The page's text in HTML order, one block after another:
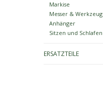
Markise
Messer & Werkzeug
Anhänger
Sitzen und Schlafen
ERSATZTEILE